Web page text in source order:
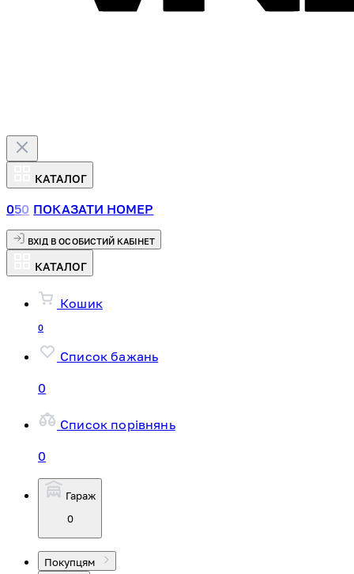
КАТАЛОГ
050 ПОКАЗАТИ НОМЕР
ВХІД В ОСОБИСТИЙ КАБІНЕТ
КАТАЛОГ
Кошик
0
Список бажань
0
Список порівнянь
0
Гараж
0
Покупцям